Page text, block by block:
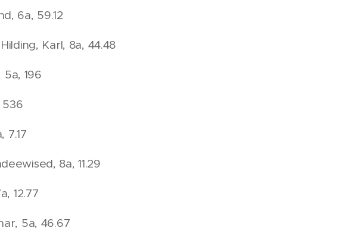
6a, 59.12
Karl, 8a, 44.48
196
536
7.17
8a, 11.29
12.77
5a, 46.67